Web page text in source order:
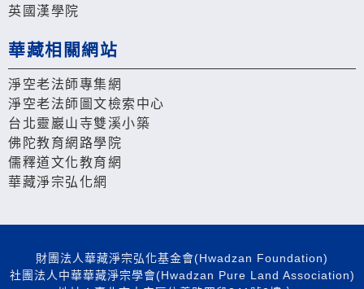
英國漢學院
華藏相關網站
淨空老法師專集網
淨空老法師圖文檢索中心
台北靈巖山寺雙溪小築
佛陀教育網路學院
儒釋道文化教育網
華藏淨宗弘化網
財團法人華藏淨宗弘化基金會(Hwadzan Foundation)
社團法人中華華藏淨宗學會(Hwadzan Pure Land Association)